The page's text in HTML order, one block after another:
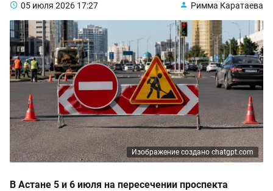
05 июля 2026 17:27 Римма Каратаева
Изображение создано chatgpt.com
В Астане 5 и 6 июля на пересечении проспекта